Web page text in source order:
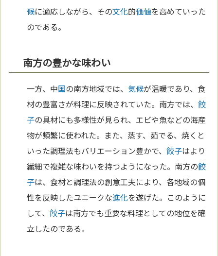
候に適応しながら、その文化的価値を高めていった
のである。
南方の豊かな味わい
一方、中国の南方地域では、気候が温暖であり、食
材の豊富さが料理に反映されていた。南方では、餃
子の具材にも多様性が見られ、エビや魚などの海産
物が頻繁に使われた。また、蒸す、茹でる、焼くと
いった調理法もバリエーション豊かで、餃子はより
繊細で複雑な味わいを持つようになった。南方の餃
子は、食材と調理法の創意工夫により、各地域の個
性を反映したユニークな進化を遂げた。このように
して、餃子は南方でも重要な料理としての地位を確
立したのである。